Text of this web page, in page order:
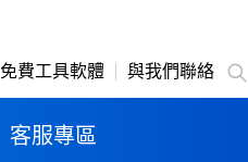
免費工具軟體 與我們聯絡
客服專區